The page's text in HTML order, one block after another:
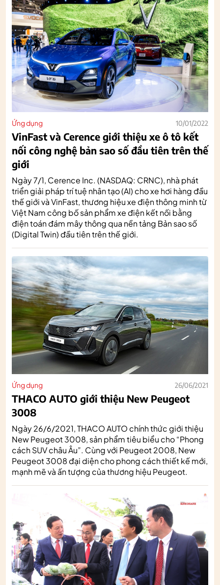
Ứng dụng 10/01/2022
VinFast và Cerence giới thiệu xe ô tô kết
nối công nghệ bản sao số đầu tiên trên thế
giới
Ngày 7/1, Cerence Inc. (NASDAQ: CRNC), nhà phát
triển giải pháp trí tuệ nhân tạo (AI) cho xe hơi hàng đầu
thế giới và VinFast, thương hiệu xe điện thông minh từ
Việt Nam công bố sản phẩm xe điện kết nối bằng
điện toán đám mây thông qua nền tảng Bản sao số
(Digital Twin) đầu tiên trên thế giới.
Ứng dụng 26/06/2021
THACO AUTO giới thiệu New Peugeot
3008
Ngày 26/6/2021, THACO AUTO chính thức giới thiệu
New Peugeot 3008, sản phẩm tiêu biểu cho “Phong
cách SUV châu Âu”. Cùng với Peugeot 2008, New
Peugeot 3008 đại diện cho phong cách thiết kế mới,
mạnh mẽ và ấn tượng của thương hiệu Peugeot.